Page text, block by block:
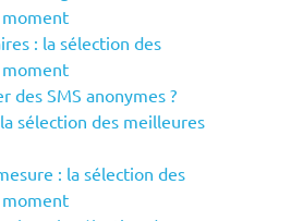
: la sélection des
des SMS anonymes ?
sélection des meilleures
: la sélection des